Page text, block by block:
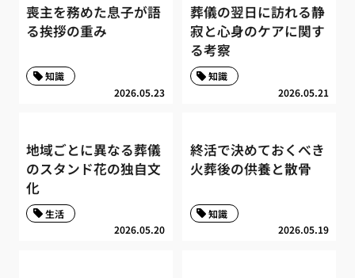
喪主を務めた息子が語
る挨拶の重み
2026.05.23
知識
葬儀の翌日に訪れる静
寂と心身のケアに関す
る考察
2026.05.21
知識
地域ごとに異なる葬儀
のスタンド花の独自文
化
2026.05.20
生活
終活で決めておくべき
火葬後の供養と散骨
2026.05.19
知識